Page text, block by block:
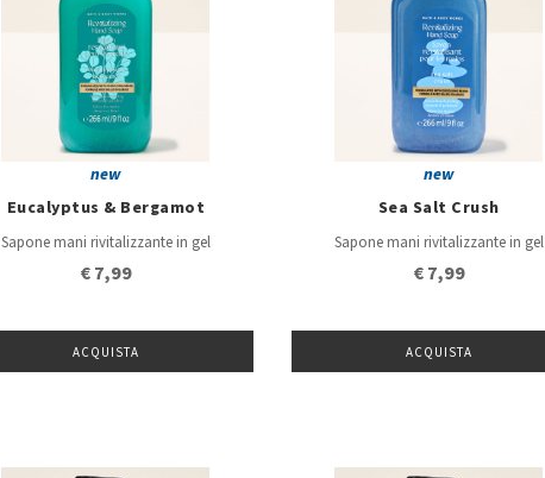
new
Eucalyptus & Bergamot
Sapone mani rivitalizzante in gel
€ 7,99
ACQUISTA
new
Sea Salt Crush
Sapone mani rivitalizzante in gel
€ 7,99
ACQUISTA